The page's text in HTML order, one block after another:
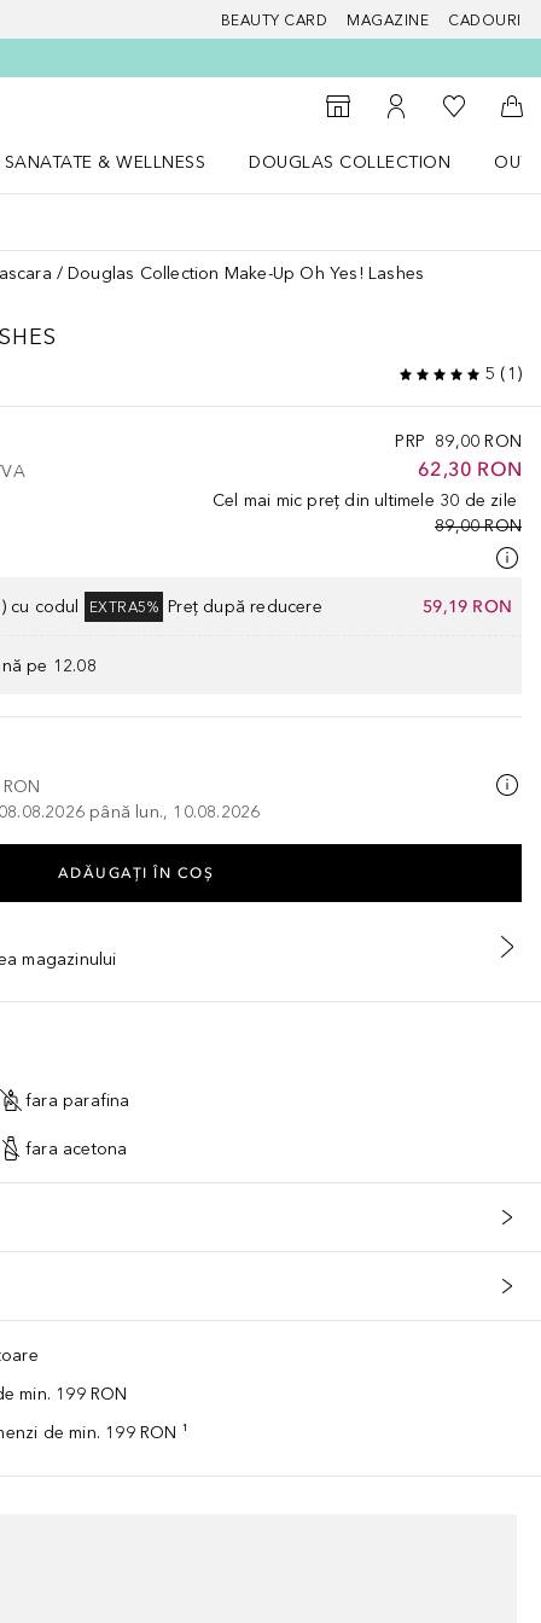
BEAUTY CARD MAGAZINE CADOURI
Către Găsire magazin
Către Contul meu
Către
SANATATE & WELLNESS
DOUGLAS COLLECTION
Douglas Collection Make-Up Oh Yes! Lashes
5 ( 1 )
PRP 89,00 RON
62,30 RON
Cel mai mic preț din ultimele 30 de zile
89,00 RON
cu codul EXTRA5% Preț după reducere 59,19 RON
pe 12.08
până lun., 10.08.2026
ADĂUGAȚI ÎN COŞ
magazinului
fara parafina
fara acetona
min. 199 RON
de min. 199 RON ¹